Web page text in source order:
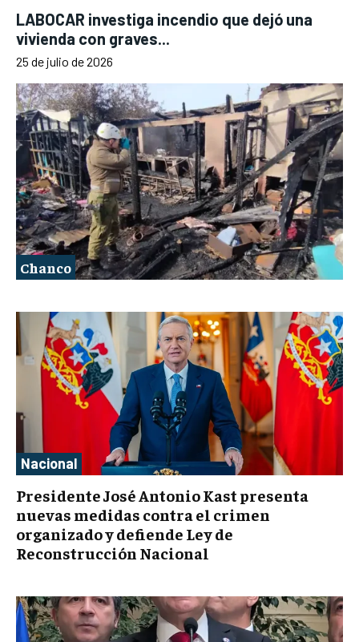
LABOCAR investiga incendio que dejó una
vivienda con graves...
25 de julio de 2026
Chanco
Nacional
Presidente José Antonio Kast presenta
nuevas medidas contra el crimen
organizado y defiende Ley de
Reconstrucción Nacional